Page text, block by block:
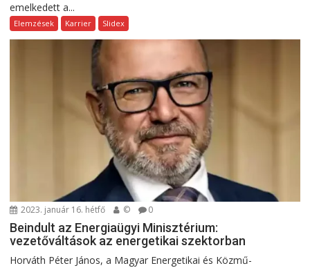
emelkedett a...
Elemzések Karrier Slidex
2023. január 16. hétfő © 0
Beindult az Energiaügyi Minisztérium:
vezetőváltások az energetikai szektorban
Horváth Péter János, a Magyar Energetikai és Közmű-